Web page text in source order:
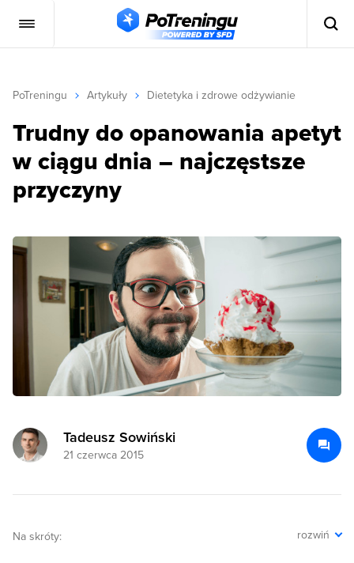
PoTreningu Artykuły Dietetyka i zdrowe odżywianie
Trudny do opanowania apetyt
w ciągu dnia – najczęstsze
przyczyny
Tadeusz Sowiński
21 czerwca 2015
Na skróty: rozwiń